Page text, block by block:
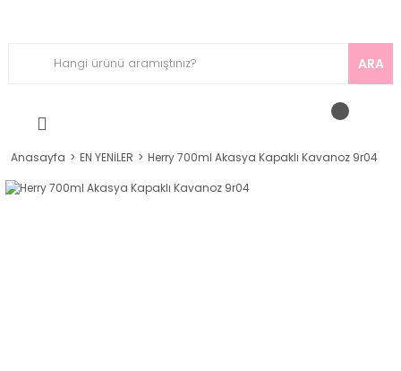
ARA
Anasayfa EN YENİLER Herry 700ml Akasya Kapaklı Kavanoz 9r04